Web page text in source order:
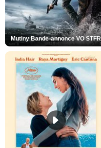
Mutiny Bande-annonce VO STFR